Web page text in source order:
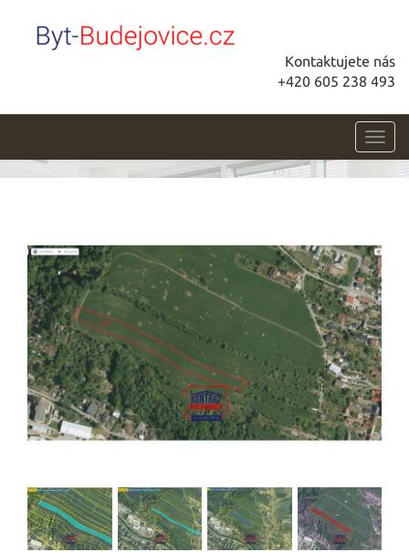
Kontaktujete nás
+420 605 238 493